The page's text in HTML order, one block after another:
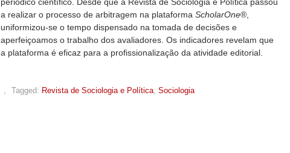
a realizar o processo de arbitragem na plataforma ScholarOne®,
uniformizou-se o tempo dispensado na tomada de decisões e
aperfeiçoamos o trabalho dos avaliadores. Os indicadores revelam que
a plataforma é eficaz para a profissionalização da atividade editorial.
, Tagged: Revista de Sociologia e Política, Sociologia